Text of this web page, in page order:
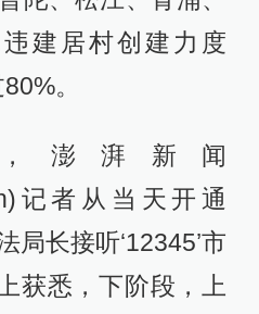
建居村创建力度
。
澎湃新闻
记者从当天开通
局长接听‘12345’市
获悉，下阶段，上